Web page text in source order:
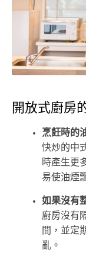
開放式廚房
烹飪時的
快炒的中
時產生更
易使油煙
如果沒有
廚房沒有
間，並定
亂。